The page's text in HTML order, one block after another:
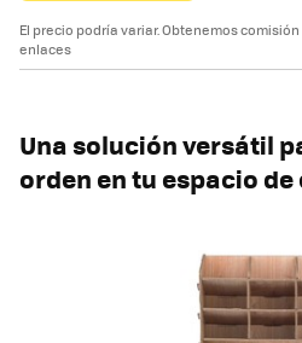
El precio podría variar. Obtenemos
enlaces
Una solución versátil
orden en tu espacio